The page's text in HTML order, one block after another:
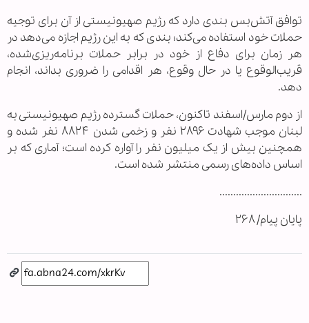
توافق آتش‌بس بندی دارد که رژیم صهیونیستی از آن برای توجیه
حملات خود استفاده می‌کند؛ بندی که به این رژیم اجازه می‌دهد در
هر زمان برای دفاع از خود در برابر حملات برنامه‌ریزی‌شده،
قریب‌الوقوع یا در حال وقوع، هر اقدامی را ضروری بداند، انجام
دهد.
از دوم مارس/اسفند تاکنون، حملات گسترده رژیم صهیونیستی به
لبنان موجب شهادت ۲۸۹۶ نفر و زخمی شدن ۸۸۲۴ نفر شده و
همچنین بیش از یک میلیون نفر را آواره کرده است؛ آماری که بر
اساس داده‌های رسمی منتشر شده است.
..............................
پایان پیام/ ۲۶۸